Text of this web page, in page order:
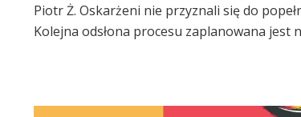
Piotr Ż. Oskarżeni nie przyznali się do
Kolejna odsłona procesu zaplanowana jest